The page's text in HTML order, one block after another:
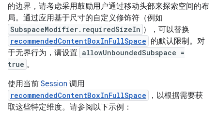
的边界，请考虑采用鼓励用户通过移动头部来探索空间的布
局。通过应用基于尺寸的自定义修饰符（例如
SubspaceModifier.requiredSizeIn ），可以替换
recommendedContentBoxInFullSpace 的默认限制。对
于无界行为，请设置 allowUnboundedSubspace =
true 。
使用当前 Session 调用
recommendedContentBoxInFullSpace
，以根据需要获
取这些特定维度。请参阅以下示例：